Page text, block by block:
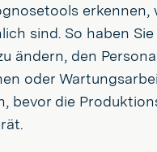
erkennen,
sind. So haben Sie
ändern, den
oder
bevor die